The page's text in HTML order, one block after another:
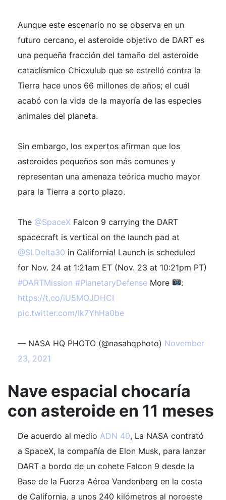
Aunque este escenario no se observa en un
futuro cercano, el asteroide objetivo de DART es
una pequeña fracción del tamaño del asteroide
cataclísmico Chicxulub que se estrelló contra la
Tierra hace unos 66 millones de años; el cuál
acabó con la vida de la mayoría de las especies
animales del planeta.
Sin embargo, los expertos afirman que los
asteroides pequeños son más comunes y
representan una amenaza teórica mucho mayor
para la Tierra a corto plazo.
The @SpaceX Falcon 9 carrying the DART
spacecraft is vertical on the launch pad at
@SLDelta30 in California! Launch is scheduled
for Nov. 24 at 1:21am ET (Nov. 23 at 10:21pm PT)
#DARTMission #PlanetaryDefense More
:
https://t.co/iU5MOJDHCI
pic.twitter.com/Ik7YhHa0be
— NASA HQ PHOTO (@nasahqphoto) November
23, 2021
Nave espacial chocaría
con asteroide en 11 meses
De acuerdo al medio ADN 40, La NASA contrató
a SpaceX, la compañía de Elon Musk, para lanzar
DART a bordo de un cohete Falcon 9 desde la
Base de la Fuerza Aérea Vandenberg en la costa
de California, a unos 240 kilómetros al noroeste